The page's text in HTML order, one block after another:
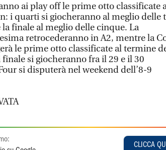
ai play off le prime otto classificate
i quarti si giocheranno al meglio delle
finale al meglio delle cinque. La
retrocederanno in A2, mentre la
le prime otto classificate al termine
si giocheranno fra il 29 e il 30
si disputerà nel weekend dell’8-9
CLICCA QUI